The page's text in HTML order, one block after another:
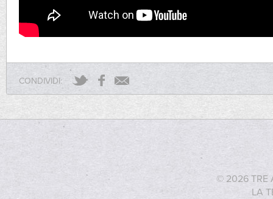
CONDIVIDI:
© 2026 TRE
LA